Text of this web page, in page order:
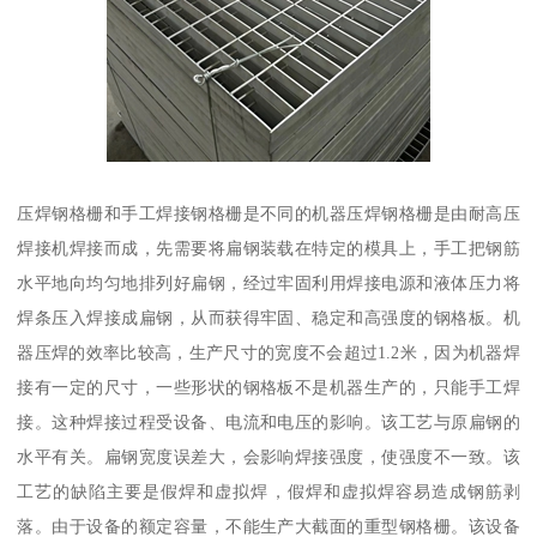
压焊钢格栅和手工焊接钢格栅是不同的机器压焊钢格栅是由耐高压
焊接机焊接而成，先需要将扁钢装载在特定的模具上，手工把钢筋
水平地向均匀地排列好扁钢，经过牢固利用焊接电源和液体压力将
焊条压入焊接成扁钢，从而获得牢固、稳定和高强度的钢格板。机
器压焊的效率比较高，生产尺寸的宽度不会超过1.2米，因为机器焊
接有一定的尺寸，一些形状的钢格板不是机器生产的，只能手工焊
接。这种焊接过程受设备、电流和电压的影响。该工艺与原扁钢的
水平有关。扁钢宽度误差大，会影响焊接强度，使强度不一致。该
工艺的缺陷主要是假焊和虚拟焊，假焊和虚拟焊容易造成钢筋剥
落。由于设备的额定容量，不能生产大截面的重型钢格栅。该设备